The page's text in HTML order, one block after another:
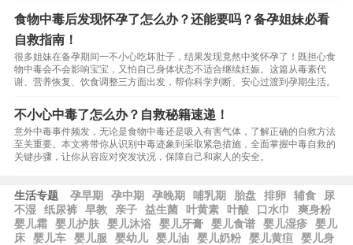
食物中毒后发现怀孕了怎么办？还能要吗？备孕姐妹必看
自救指南！
很多姐妹在备孕期间一不小心吃坏肚子，结果发现竟然中奖怀孕了！既担心食
物中毒会不会影响宝宝，又怕自己身体状态不适合继续妊娠。这篇从毒素代
谢、营养恢复、饮食调整三方面出发，帮你科学判断、安心过渡到孕期生活。
不小心中毒了怎么办？自救秘籍速递！
意外中毒事件频发，无论是食物中毒还是吸入有害气体，了解正确的自救方法
至关重要。本文将带你从识别中毒迹象到采取紧急措施，全面掌握中毒自救的
关键步骤，让你从容应对突发状况，保障自己和家人的安全。
生活专题 孕早期 孕中期 孕晚期 哺乳期 胎盘 排卵 辅食
尿
不湿
纸尿裤 早教 亲子 益生菌 叶黄素 叶酸 口水巾
爽身粉
婴儿霜
婴儿护肤 婴儿沐浴 婴儿牙膏 婴儿食谱 婴儿湿疹
婴儿
床
婴儿车 婴儿服 婴幼儿 婴儿油 婴儿奶粉 婴儿黄疸
婴儿身